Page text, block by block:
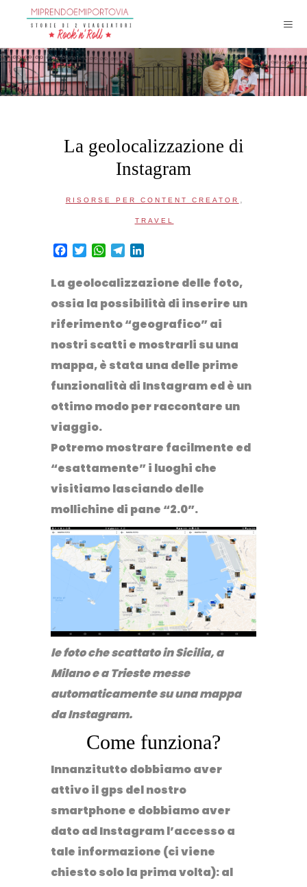
La geolocalizzazione di
Instagram
RISORSE PER CONTENT CREATOR ,
TRAVEL
Facebook
TwitterWhatsApp
Telegram
La geolocalizzazione delle foto,
ossia la possibilità di inserire un
riferimento “geografico” ai
nostri scatti e mostrarli su una
mappa, è stata una delle prime
funzionalità di Instagramed è un
ottimo modo per raccontare un
viaggio.
Potremo mostrare facilmente ed
“esattamente” i luoghi che
visitiamo lasciando delle
mollichine di pane “2.0”.
le foto che scattato in Sicilia, a
Milano e a Trieste messe
automaticamente su una mappa
da Instagram.
Come funziona?
Innanzitutto dobbiamoaver
attivo il gps del nostro
smartphone e dobbiamo aver
dato adInstagraml’accesso a
tale informazione (ci viene
chiesto solo la prima volta): al